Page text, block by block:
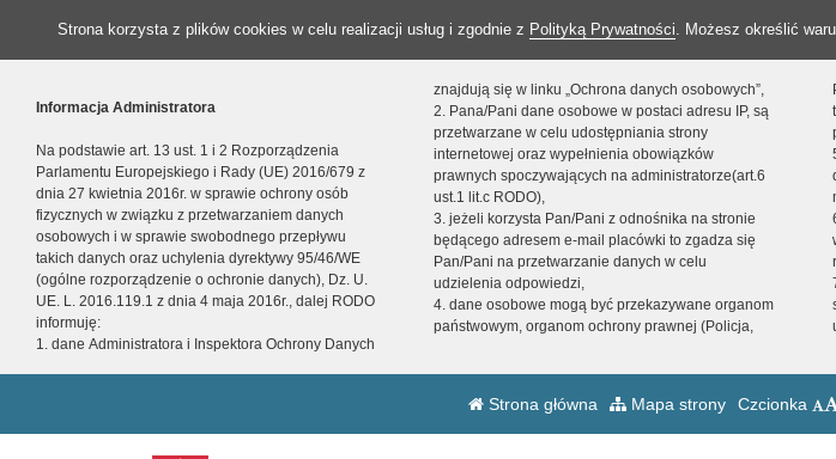
Strona korzysta z plików cookies w celu realizacji usług i zgodnie z Polityką Prywatności. Możesz określić
Informacja Administratora
Na podstawie art. 13 ust. 1 i 2 Rozporządzenia
Parlamentu Europejskiego i Rady (UE) 2016/679 z
dnia 27 kwietnia 2016r. w sprawie ochrony osób
fizycznych w związku z przetwarzaniem danych
osobowych i w sprawie swobodnego przepływu
takich danych oraz uchylenia dyrektywy 95/46/WE
(ogólne rozporządzenie o ochronie danych), Dz. U.
UE. L. 2016.119.1 z dnia 4 maja 2016r., dalej RODO
informuję:
1. dane Administratora i Inspektora Ochrony Danych
znajdują się w linku „Ochrona danych osobowych”,
2. Pana/Pani dane osobowe w postaci adresu IP, są
przetwarzane w celu udostępniania strony
internetowej oraz wypełnienia obowiązków
prawnych spoczywających na administratorze(art.6
ust.1 lit.c RODO),
3. jeżeli korzysta Pan/Pani z odnośnika na stronie
będącego adresem e-mail placówki to zgadza się
Pan/Pani na przetwarzanie danych w celu
udzielenia odpowiedzi,
4. dane osobowe mogą być przekazywane organom
państwowym, organom ochrony prawnej (Policja,
Strona główna Mapa strony Czcionka